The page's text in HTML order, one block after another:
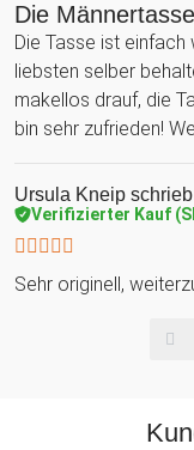
Die
Die Tasse ist
liebsten selber
makellos drauf, die
bin sehr zufrieden!
Ursula Kneip
Verifizierter Kauf
Sehr originell,